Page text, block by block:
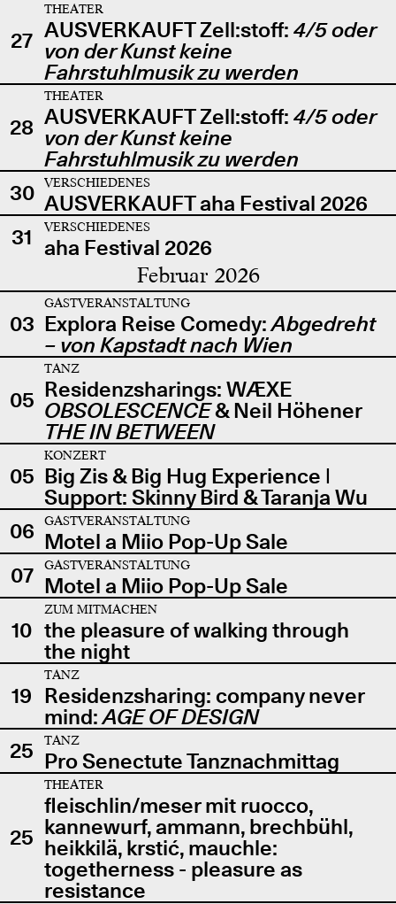
27
THEATER
AUSVERKAUFT Zell:stoff: 4/5 oder
von der Kunst keine
Fahrstuhlmusik zu werden
28
THEATER
AUSVERKAUFT Zell:stoff: 4/5 oder
von der Kunst keine
Fahrstuhlmusik zu werden
30
VERSCHIEDENES
AUSVERKAUFT aha Festival 2026
31
VERSCHIEDENES
aha Festival 2026
Februar 2026
03
GASTVERANSTALTUNG
Explora Reise Comedy:Abgedreht
– von Kapstadt nach Wien
05
TANZ
Residenzsharings: WÆXE
OBSOLESCENCE& Neil Höhener
THE IN BETWEEN
05
KONZERT
Big Zis & Big Hug Experience |
Support: Skinny Bird & Taranja Wu
06
GASTVERANSTALTUNG
Motel a Miio Pop-Up Sale
07
GASTVERANSTALTUNG
Motel a Miio Pop-Up Sale
10
ZUM MITMACHEN
the pleasure of walking through
the night
19
TANZ
Residenzsharing: company never
mind:AGE OF DESIGN
25
TANZ
Pro Senectute Tanznachmittag
25
THEATER
fleischlin/meser mit ruocco,
kannewurf, ammann, brechbühl,
heikkilä, krstić, mauchle:
togetherness - pleasure as
resistance